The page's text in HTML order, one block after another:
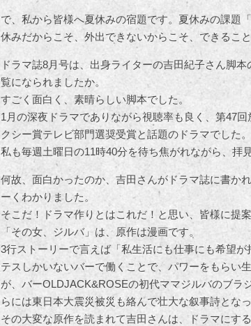
で、私から皆様へ夏休みの宿題です。夏休みの課題
休みだからこそ、外出できないからこそ、できるこ
ドラマ誌8月号は、出身ライターの吉田紀子さん脚
覧になられましたか。
すごく面白く、素晴らしい脚本でした。
1月の深夜ドラマでありながら視聴率も良く、第47
クシー賞テレビ部門選奨受賞と話題のドラマでした。
私も毎週土曜日の11時40分を待ち焦がれながら、拝
何故、面白かったのか、吉田さんがドラマ誌に書か
ーくわかりました。
そこだ！ドラマ作りとはこれだ！と思い、皆様に提
「その女、ジルバ」は、原作は漫画です。
3行ストーリーで言えば「私生活にも仕事にも希望
テスしかいないバーで働くことで、パワーをもらい
が、バーOLDJACK&ROSEの初代ママジルバのブラ
らには東日本大震災被災も絡んで壮大な叙事詩となっ
その大変な原作を読まれて吉田さんは、ドラマにす